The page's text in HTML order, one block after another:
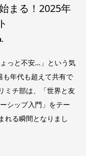
まる！2025年
っと不安…」という気
も年代も超えて共有で
ミチ部は、「世界と友
シップ入門」をテー
れる瞬間となりまし